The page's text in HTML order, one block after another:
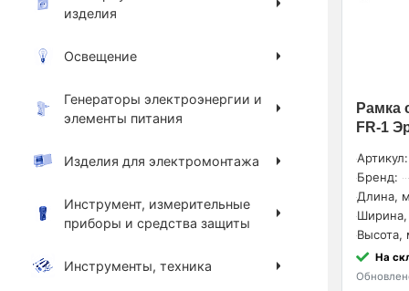
Рамка
FR-1
Артикул:
Бренд:
Длина,
Высота,
На
изделия
Освещение
Генераторы электроэнергии и
элементы питания
Изделия для электромонтажа
Инструмент, измерительные
приборы и средства защиты
Инструменты, техника